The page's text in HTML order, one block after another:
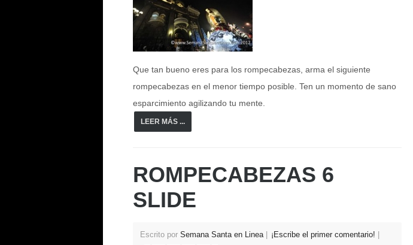
Que tan bueno eres para los rompecabezas, arma el siguiente
rompecabezas en el menor tiempo posible. Ten un momento de sano
esparcimiento agilizando tu mente.
LEER MÁS ...
ROMPECABEZAS 6
SLIDE
Escrito por Semana Santa en Linea ¡Escribe el primer comentario!